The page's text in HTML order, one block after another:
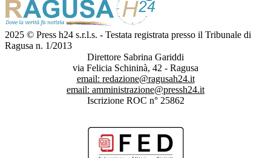
2025 © Press h24 s.r.l.s. - Testata registrata presso il Tribunale di
Ragusa n. 1/2013
Direttore Sabrina Gariddi
via Felicia Schininà, 42 - Ragusa
email: redazione@ragusah24.it
email: amministrazione@pressh24.it
Iscrizione ROC n° 25862